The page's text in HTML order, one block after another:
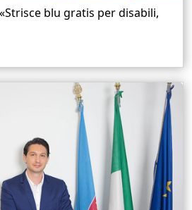
blu gratis per disabili,